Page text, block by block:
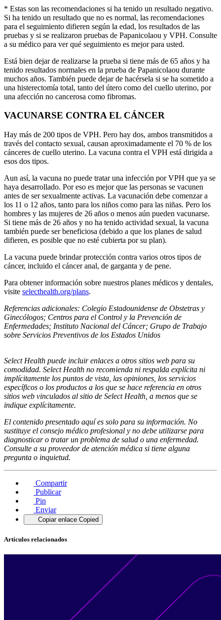
* Estas son las recomendaciones si ha tenido un resultado negativo.
Si ha tenido un resultado que no es normal, las recomendaciones
para el seguimiento difieren según la edad, los resultados de las
pruebas y si se realizaron pruebas de Papanicolaou y VPH. Consulte
a su médico para ver qué seguimiento es mejor para usted.
Está bien dejar de realizarse la prueba si tiene más de 65 años y ha
tenido resultados normales en la prueba de Papanicolaou durante
muchos años. También puede dejar de hacérsela si se ha sometido a
una histerectomía total, tanto del útero como del cuello uterino, por
una afección no cancerosa como fibromas.
VACUNARSE CONTRA EL CÁNCER
Hay más de 200 tipos de VPH. Pero hay dos, ambos transmitidos a
través del contacto sexual, causan aproximadamente el 70 % de los
cánceres de cuello uterino. La vacuna contra el VPH está dirigida a
esos dos tipos.
Aun así, la vacuna no puede tratar una infección por VPH que ya se
haya desarrollado. Por eso es mejor que las personas se vacunen
antes de ser sexualmente activas. La vacunación debe comenzar a
los 11 o 12 años, tanto para los niños como para las niñas. Pero los
hombres y las mujeres de 26 años o menos aún pueden vacunarse.
Si tiene más de 26 años y no ha tenido actividad sexual, la vacuna
también puede ser beneficiosa (debido a que los planes de salud
difieren, es posible que no esté cubierta por su plan).
La vacuna puede brindar protección contra varios otros tipos de
cáncer, incluido el cáncer anal, de garganta y de pene.
Para obtener información sobre nuestros planes médicos y dentales,
visite selecthealth.org/plans.
Referencias adicionales: Colegio Estadounidense de Obstetras y
Ginecólogos; Centros para el Control y la Prevención de
Enfermedades; Instituto Nacional del Cáncer; Grupo de Trabajo
sobre Servicios Preventivos de los Estados Unidos
Select Health puede incluir enlaces a otros sitios web para su
comodidad. Select Health no recomienda ni respalda explícita ni
implícitamente los puntos de vista, las opiniones, los servicios
específicos o los productos a los que se hace referencia en otros
sitios web vinculados al sitio de Select Health, a menos que se
indique explícitamente.
El contenido presentado aquí es solo para su información. No
sustituye el consejo médico profesional y no debe utilizarse para
diagnosticar o tratar un problema de salud o una enfermedad.
Consulte a su proveedor de atención médica si tiene alguna
pregunta o inquietud.
Compartir
Publicar
Pin
Enviar
Copiar enlace Copied
Artículos relacionados